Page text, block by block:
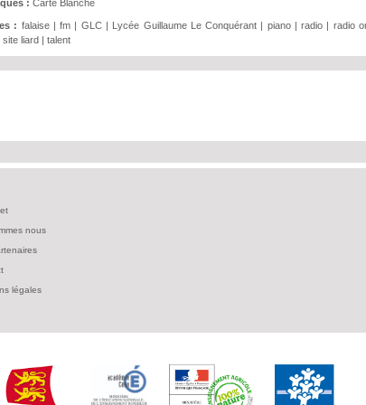
: Carte Blanche
: falaise|fm | GLC| Lycée Guillaume Le Conquérant | piano|radio | radio
site liard | talent
nous
légales